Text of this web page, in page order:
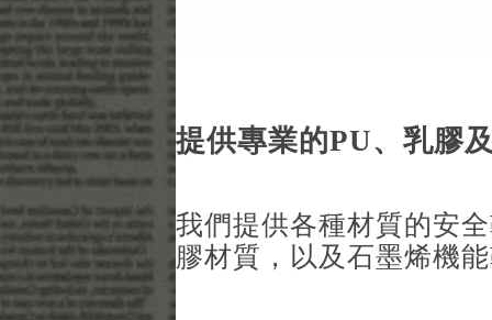
提供專業的PU、乳膠
我們提供各種材質的安
膠材質，以及石墨烯機